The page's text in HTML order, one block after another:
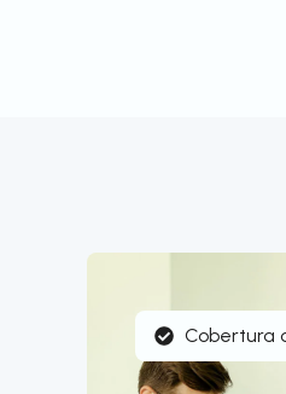
Cobertura